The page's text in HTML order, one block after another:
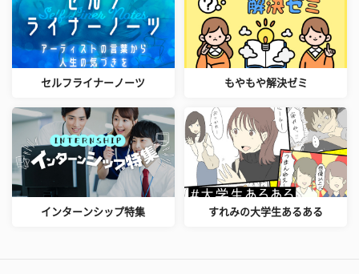
セルフライナーノーツ もやもや解決ゼミ
インターンシップ特集 すれみの大学生あるある